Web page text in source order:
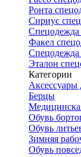
Ронта
Сириус
Спецодежда
Факел
Эталон
Категории
Аксессуары
Берцы
Обувь
Обувь
Зимняя
Обувь